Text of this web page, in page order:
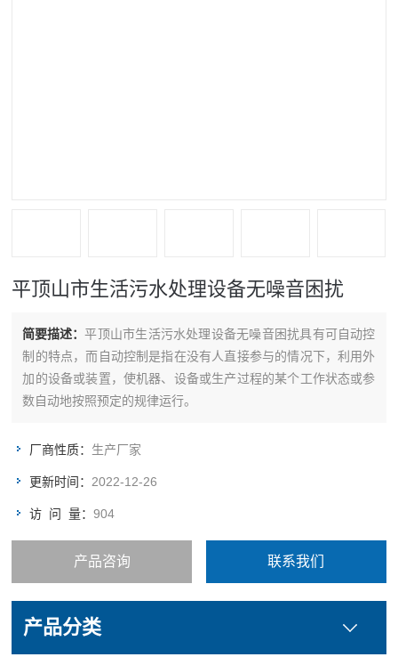
平顶山市生活污水处理设备无噪音困扰
简要描述：平顶山市生活污水处理设备无噪音困扰具有可自动控
制的特点，而自动控制是指在没有人直接参与的情况下，利用外
加的设备或装置，使机器、设备或生产过程的某个工作状态或参
数自动地按照预定的规律运行。
厂商性质： 生产厂家
更新时间： 2022-12-26
访 问 量：904
产品咨询 联系我们
产品分类